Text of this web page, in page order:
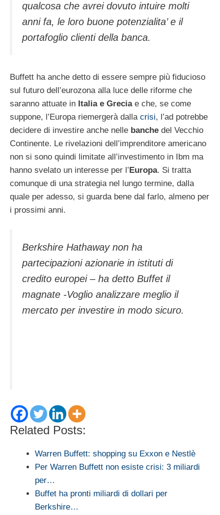
qualcosa che avrei dovuto intuire molti
anni fa, le loro buone potenzialita’ e il
portafoglio clienti della banca.
Buffett ha anche detto di essere sempre più fiducioso
sul futuro dell’eurozona alla luce delle riforme che
saranno attuate in Italia e Greciae che, se come
suppone, l’Europa riemergerà dalla crisi, l’ad potrebbe
decidere di investire anche nelle banche del Vecchio
Continente. Le rivelazioni dell’imprenditore americano
non si sono quindi limitate all’investimento in Ibm ma
hanno svelato un interesse per l’Europa. Si tratta
comunque di una strategia nel lungo termine, dalla
quale per adesso, si guarda bene dal farlo, almeno per
i prossimi anni.
Berkshire Hathaway non ha
partecipazioni azionarie in istituti di
credito europei – ha detto Buffet il
magnate -Voglio analizzare meglio il
mercato per investire in modo sicuro.
Related Posts:
Warren Buffett: shopping su Exxon e Nestlè
Per Warren Buffett non esiste crisi: 3 miliardi
per…
Buffet ha pronti miliardi di dollari per
Berkshire…